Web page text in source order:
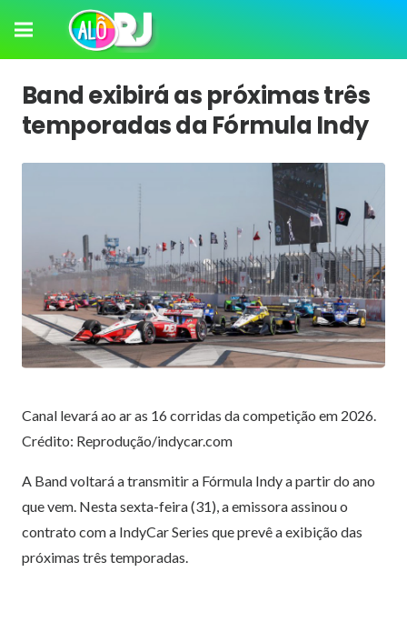
Band exibirá as próximas três
temporadas da Fórmula Indy
Canal levará ao ar as 16 corridas da competição em 2026.
Crédito: Reprodução/indycar.com
A Band voltará a transmitir a Fórmula Indy a partir do ano
que vem. Nesta sexta-feira (31), a emissora assinou o
contrato com a IndyCar Series que prevê a exibição das
próximas três temporadas.